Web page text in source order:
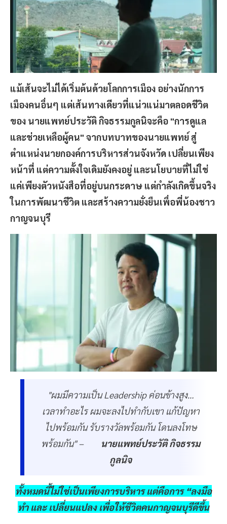
แม้เส้นจะไม่ได้เริ่มต้นด้วยโลกการเมือง อย่างนักการ
เมืองคนอื่นๆ แต่เส้นทางเดียวที่แน่วแน่มาตลอดชีวิต
ของ นายแพทย์ประวัติ กิจธรรมกูลนิจะคือ "การดูแล
และช่วยเหลือผู้คน" จากบทบาทของนายแพทย์ สู่
ตำแหน่งนายกองค์การบริหารส่วนจังหวัด เปลี่ยนเพียง
หน้าที่ แต่ความตั้งใจเดิมยังคงอยู่ และนโยบายที่ไม่ใช่
แค่เพียงตัวหนังสือที่อยู่บนกระดาษ แต่กำลังเกิดขึ้นจริง
ในการพัฒนาชีวิต และสร้างความยั่งยืนเพื่อพี่น้องชาว
กาญจนบุรี
"ผมมีความเป็น Leadership ค่อนข้างสูง…
เวลาทำอะไร ผมจะลงไปทำกับเขา แก้ปัญหา
ไปพร้อมกัน รับรางวัลพร้อมกัน โดนลงโทษ
พร้อมกัน" –
นายแพทย์ประวัติ กิจธรรม
กูลนิจ
ทั้งหมดนี้ไม่ใช่เป็นเพียงการบริหาร แต่คือการ “ลงมือ
ทำ และ เปลี่ยนแปลง เพื่อให้ชีวิตคนกาญจนบุรีดีขึ้น